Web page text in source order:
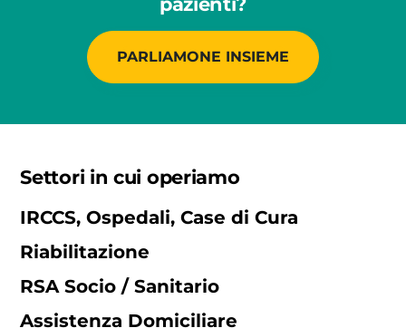
PARLIAMONE INSIEME
Settori in cui operiamo
IRCCS, Ospedali, Case di Cura
Riabilitazione
RSA Socio / Sanitario
Assistenza Domiciliare